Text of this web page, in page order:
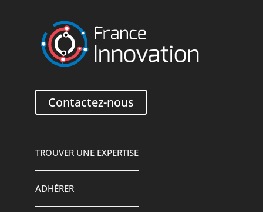
Contactez-nous
TROUVER UNE EXPERTISE
ADHÉRER